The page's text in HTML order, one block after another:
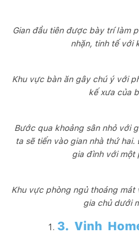
Gian đầu tiên được bày trí làm
nhặn, tinh tế với
Khu vực bàn ăn gây chú ý với
kế xưa của
Bước qua khoảng sân nhỏ với
ta sẽ tiến vào gian nhà thứ
gia đình với một
Khu vực phòng ngủ thoáng
gia chủ dưới
3. Vinh